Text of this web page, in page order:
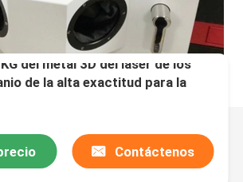
del metal 3D del laser de los
de la alta exactitud para la
Contáctenos